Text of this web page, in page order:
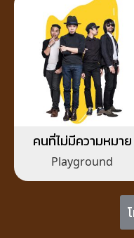
คนที่ไม่มีความหมาย
Playground